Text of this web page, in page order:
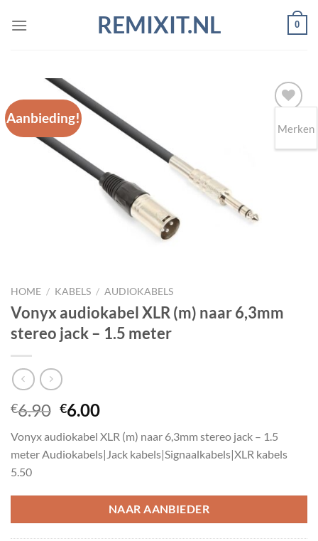
naar
REMIXIT.NL 0
Aanbieding!
Toevoegen
HOME / KABELS / AUDIOKABELS
Vonyx audiokabel XLR (m) naar 6,3mm
stereo jack – 1.5 meter
€6.90 Oorspronkelijke
was:
€6.90.
€6.00Huidige
prijs
is:
€6.00.
Vonyx audiokabel XLR (m) naar 6,3mm stereo jack – 1.5
meter Audiokabels|Jack kabels|Signaalkabels|XLR kabels
5.50
NAAR AANBIEDER
Merken